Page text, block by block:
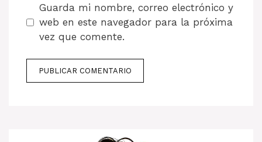
Guarda mi nombre, correo electrónico y
web en este navegador para la próxima
vez que comente.